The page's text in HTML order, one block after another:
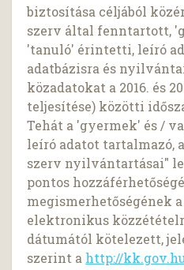
biztosítása céljából
szerv által fenntartott,
'tanuló' érintetti, leíró
adatbázisra és
közadatokat a 2016. és
teljesítése) közötti
Tehát a 'gyermek' és /
leíró adatot tartalmazó,
szerv nyilvántartásai"
pontos
megismerhetőségének
elektronikus
dátumától kötelezett,
szerint a http://